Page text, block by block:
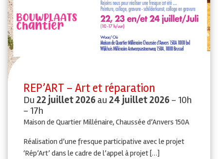
REP’ART – Art et réparation
Du 22 juillet 2026 au 24 juillet 2026 - 10h
- 17h
Maison de Quartier Millénaire, Chaussée d’Anvers 150A
Réalisation d’une fresque participative avec le projet
‘Rép’Art’ dans le cadre de l’appel à projet […]